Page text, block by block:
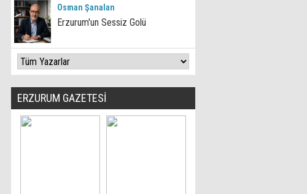
Osman Şanalan
Erzurum'un Sessiz Golü
ERZURUM GAZETESİ